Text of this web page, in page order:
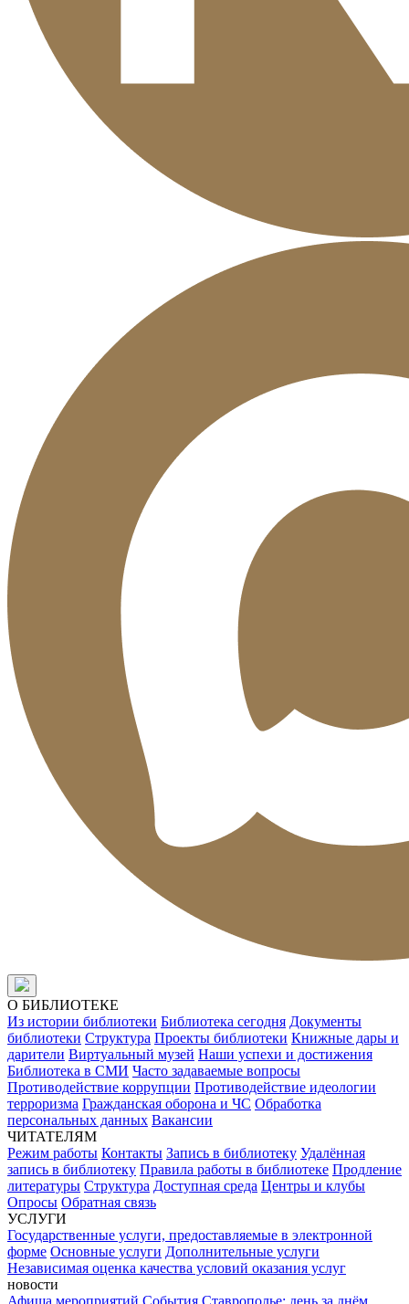
О БИБЛИОТЕКЕ
Из истории библиотеки Библиотека сегодня Документы
библиотеки Структура Проекты библиотеки Книжные дары и
дарители Виртуальный музей Наши успехи и достижения
Библиотека в СМИ Часто задаваемые вопросы
Противодействие коррупции Противодействие идеологии
терроризма Гражданская оборона и ЧС Обработка
персональных данных Вакансии
ЧИТАТЕЛЯМ
Режим работы Контакты Запись в библиотеку Удалённая
запись в библиотеку Правила работы в библиотеке Продление
литературы Структура Доступная среда Центры и клубы
Опросы Обратная связь
УСЛУГИ
Государственные услуги, предоставляемые в электронной
форме Основные услуги Дополнительные услуги
Независимая оценка качества условий оказания услуг
новости
Афиша мероприятий События Ставрополье: день за днём